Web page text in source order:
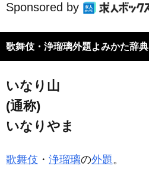
Sponsored by
歌舞伎・浄瑠璃外題よみかた辞典
いなり山
(通称)
いなりやま
歌舞伎 ・ 浄瑠璃の外題。